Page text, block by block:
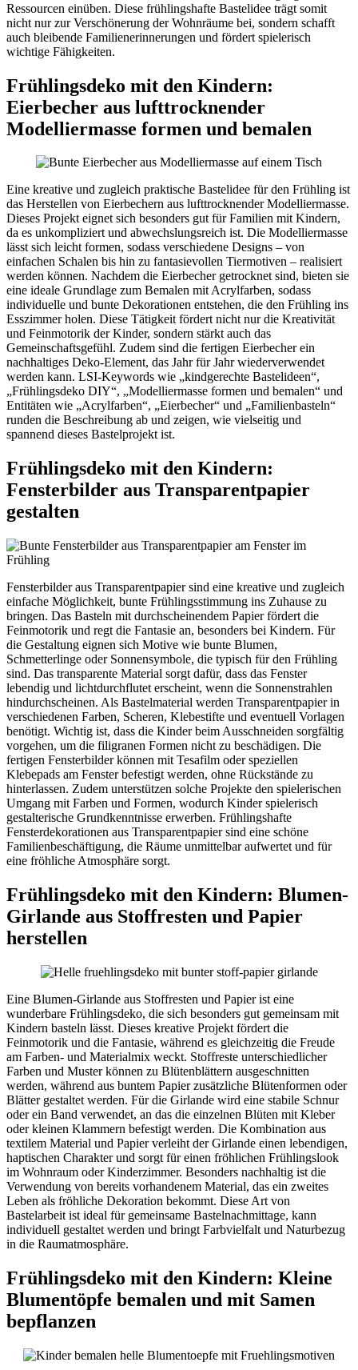
Ressourcen einüben. Diese frühlingshafte Bastelidee trägt somit
nicht nur zur Verschönerung der Wohnräume bei, sondern schafft
auch bleibende Familienerinnerungen und fördert spielerisch
wichtige Fähigkeiten.
Frühlingsdeko mit den Kindern:
Eierbecher aus lufttrocknender
Modelliermasse formen und bemalen
Eine kreative und zugleich praktische Bastelidee für den Frühling ist
das Herstellen von Eierbechern aus lufttrocknender Modelliermasse.
Dieses Projekt eignet sich besonders gut für Familien mit Kindern,
da es unkompliziert und abwechslungsreich ist. Die Modelliermasse
lässt sich leicht formen, sodass verschiedene Designs – von
einfachen Schalen bis hin zu fantasievollen Tiermotiven – realisiert
werden können. Nachdem die Eierbecher getrocknet sind, bieten sie
eine ideale Grundlage zum Bemalen mit Acrylfarben, sodass
individuelle und bunte Dekorationen entstehen, die den Frühling ins
Esszimmer holen. Diese Tätigkeit fördert nicht nur die Kreativität
und Feinmotorik der Kinder, sondern stärkt auch das
Gemeinschaftsgefühl. Zudem sind die fertigen Eierbecher ein
nachhaltiges Deko-Element, das Jahr für Jahr wiederverwendet
werden kann. LSI-Keywords wie „kindgerechte Bastelideen“,
„Frühlingsdeko DIY“, „Modelliermasse formen und bemalen“ und
Entitäten wie „Acrylfarben“, „Eierbecher“ und „Familienbasteln“
runden die Beschreibung ab und zeigen, wie vielseitig und
spannend dieses Bastelprojekt ist.
Frühlingsdeko mit den Kindern:
Fensterbilder aus Transparentpapier
gestalten
Fensterbilder aus Transparentpapier sind eine kreative und zugleich
einfache Möglichkeit, bunte Frühlingsstimmung ins Zuhause zu
bringen. Das Basteln mit durchscheinendem Papier fördert die
Feinmotorik und regt die Fantasie an, besonders bei Kindern. Für
die Gestaltung eignen sich Motive wie bunte Blumen,
Schmetterlinge oder Sonnensymbole, die typisch für den Frühling
sind. Das transparente Material sorgt dafür, dass das Fenster
lebendig und lichtdurchflutet erscheint, wenn die Sonnenstrahlen
hindurchscheinen. Als Bastelmaterial werden Transparentpapier in
verschiedenen Farben, Scheren, Klebestifte und eventuell Vorlagen
benötigt. Wichtig ist, dass die Kinder beim Ausschneiden sorgfältig
vorgehen, um die filigranen Formen nicht zu beschädigen. Die
fertigen Fensterbilder können mit Tesafilm oder speziellen
Klebepads am Fenster befestigt werden, ohne Rückstände zu
hinterlassen. Zudem unterstützen solche Projekte den spielerischen
Umgang mit Farben und Formen, wodurch Kinder spielerisch
gestalterische Grundkenntnisse erwerben. Frühlingshafte
Fensterdekorationen aus Transparentpapier sind eine schöne
Familienbeschäftigung, die Räume unmittelbar aufwertet und für
eine fröhliche Atmosphäre sorgt.
Frühlingsdeko mit den Kindern: Blumen-
Girlande aus Stoffresten und Papier
herstellen
Eine Blumen-Girlande aus Stoffresten und Papier ist eine
wunderbare Frühlingsdeko, die sich besonders gut gemeinsam mit
Kindern basteln lässt. Dieses kreative Projekt fördert die
Feinmotorik und die Fantasie, während es gleichzeitig die Freude
am Farben- und Materialmix weckt. Stoffreste unterschiedlicher
Farben und Muster können zu Blütenblättern ausgeschnitten
werden, während aus buntem Papier zusätzliche Blütenformen oder
Blätter gestaltet werden. Für die Girlande wird eine stabile Schnur
oder ein Band verwendet, an das die einzelnen Blüten mit Kleber
oder kleinen Klammern befestigt werden. Die Kombination aus
textilem Material und Papier verleiht der Girlande einen lebendigen,
haptischen Charakter und sorgt für einen fröhlichen Frühlingslook
im Wohnraum oder Kinderzimmer. Besonders nachhaltig ist die
Verwendung von bereits vorhandenem Material, das ein zweites
Leben als fröhliche Dekoration bekommt. Diese Art von
Bastelarbeit ist ideal für gemeinsame Bastelnachmittage, kann
individuell gestaltet werden und bringt Farbvielfalt und Naturbezug
in die Raumatmosphäre.
Frühlingsdeko mit den Kindern: Kleine
Blumentöpfe bemalen und mit Samen
bepflanzen